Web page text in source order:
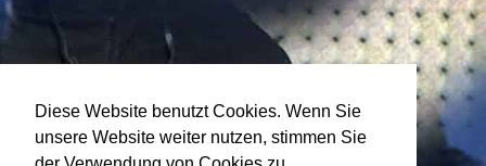
Diese Website benutzt Cookies. Wenn Sie
unsere Website weiter nutzen, stimmen Sie